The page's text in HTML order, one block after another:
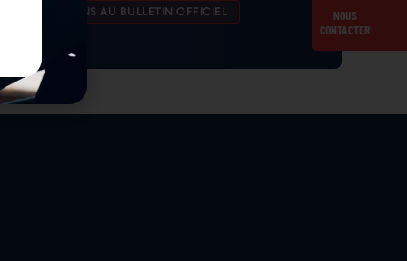
PARUTIONS AU BULLETIN OFFICIEL
NOUS
CONTACTER